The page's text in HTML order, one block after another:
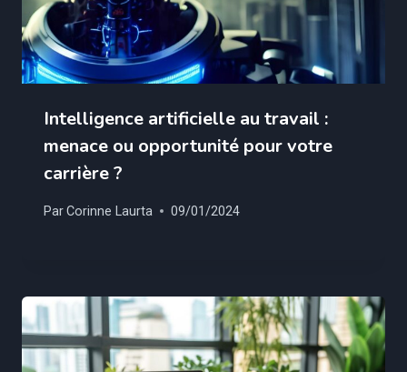
Intelligence artificielle au travail :
menace ou opportunité pour votre
carrière ?
ParCorinne Laurta 09/01/2024